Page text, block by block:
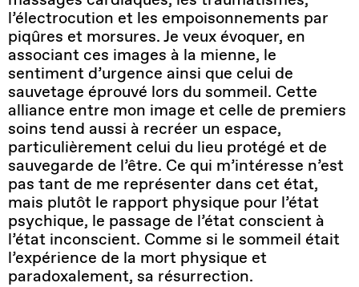
l’électrocution et les empoisonnements par
piqûres et morsures. Je veux évoquer, en
associant ces images à la mienne, le
sentiment d’urgence ainsi que celui de
sauvetage éprouvé lors du sommeil. Cette
alliance entre mon image et celle de premiers
soins tend aussi à recréer un espace,
particulièrement celui du lieu protégé et de
sauvegarde de l’être. Ce qui m’intéresse n’est
pas tant de me représenter dans cet état,
mais plutôt le rapport physique pour l’état
psychique, le passage de l’état conscient à
l’état inconscient. Comme si le sommeil était
l’expérience de la mort physique et
paradoxalement, sa résurrection.